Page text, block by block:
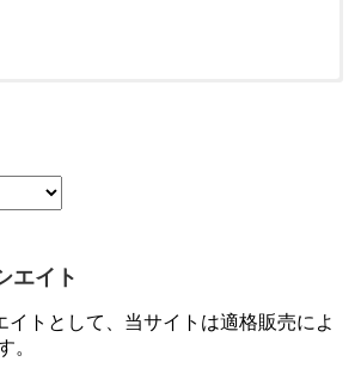
まで】エアウォレット(COIN+)で最大98,300
増量】PayPayカード、まるごとフラットリボ
3回利用で10000ptがもらえるキャンペーン！
で
エイト
イトとして、当サイトは適格販売によ
。